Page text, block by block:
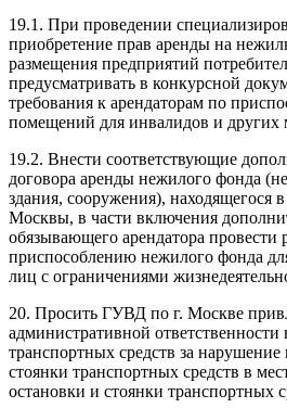
19.1. При проведении
приобретение прав аренды на
размещения предприятий
предусматривать в конкурсной
требования к арендаторам по
помещений для инвалидов и других
19.2. Внести соответствующие
договора аренды нежилого фонда
здания, сооружения), находящегося
Москвы, в части включения
обязывающего арендатора провести
приспособлению нежилого фонда
лиц с ограничениями
20. Просить ГУВД по г. Москве
административной ответственности
транспортных средств за
стоянки транспортных средств в
остановки и стоянки транспортных